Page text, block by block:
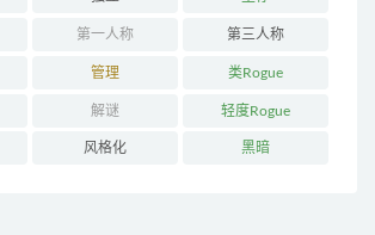
第一人称 第三人称
管理 类Rogue
解谜 轻度Rogue
风格化 黑暗